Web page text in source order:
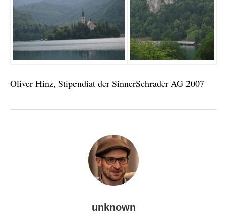
Oliver Hinz, Stipendiat der SinnerSchrader AG 2007
unknown